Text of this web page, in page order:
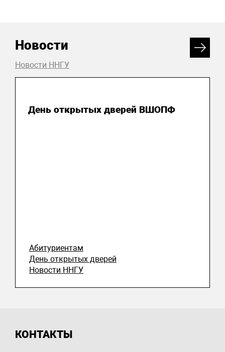
Новости
Новости ННГУ
День открытых дверей ВШОПФ
Абитуриентам
День открытых дверей
Новости ННГУ
КОНТАКТЫ